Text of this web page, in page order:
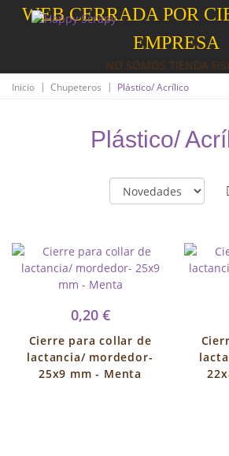
WEB CERRADA POR
EMPRESA
NO SOMOS TIENDA
Inicio | Chupeteros | Plástico/ Acrílico
Plástico/
0,20 €
Cierre para collar de
lactancia/ mordedor-
25x9 mm - Menta